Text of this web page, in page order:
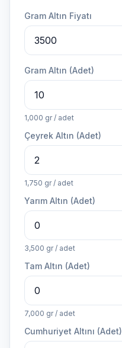
Gram Altın Fiyatı
Gram Altın (Adet)
1,000 gr / adet
Çeyrek Altın (Adet)
1,750 gr / adet
Yarım Altın (Adet)
3,500 gr / adet
Tam Altın (Adet)
7,000 gr / adet
Cumhuriyet Altını (Adet)